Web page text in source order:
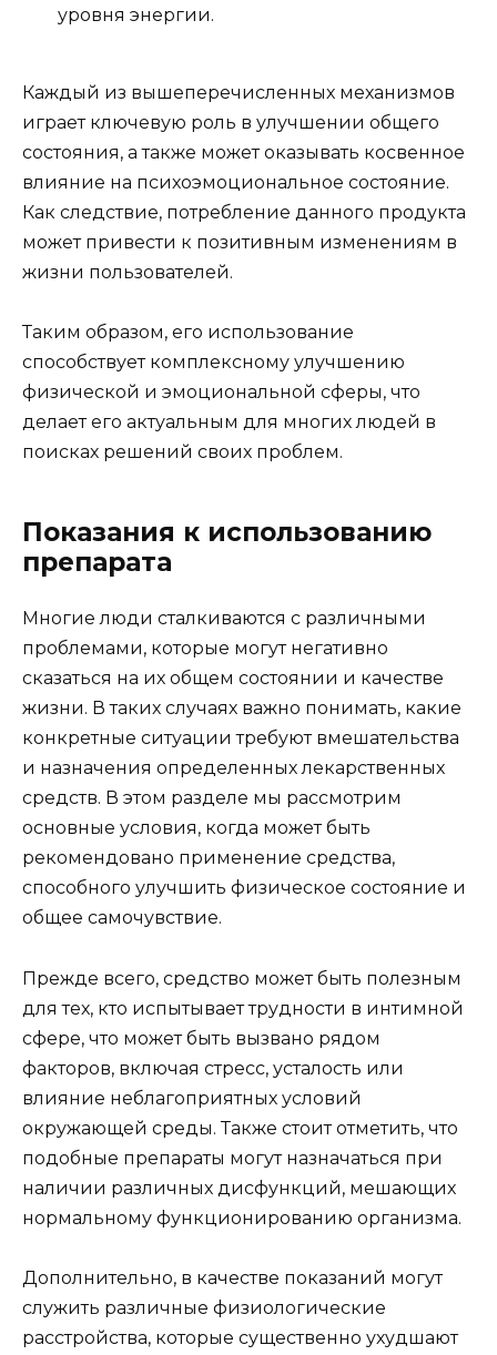
уровня энергии.
Каждый из вышеперечисленных механизмов
играет ключевую роль в улучшении общего
состояния, а также может оказывать косвенное
влияние на психоэмоциональное состояние.
Как следствие, потребление данного продукта
может привести к позитивным изменениям в
жизни пользователей.
Таким образом, его использование
способствует комплексному улучшению
физической и эмоциональной сферы, что
делает его актуальным для многих людей в
поисках решений своих проблем.
Показания к использованию
препарата
Многие люди сталкиваются с различными
проблемами, которые могут негативно
сказаться на их общем состоянии и качестве
жизни. В таких случаях важно понимать, какие
конкретные ситуации требуют вмешательства
и назначения определенных лекарственных
средств. В этом разделе мы рассмотрим
основные условия, когда может быть
рекомендовано применение средства,
способного улучшить физическое состояние и
общее самочувствие.
Прежде всего, средство может быть полезным
для тех, кто испытывает трудности в интимной
сфере, что может быть вызвано рядом
факторов, включая стресс, усталость или
влияние неблагоприятных условий
окружающей среды. Также стоит отметить, что
подобные препараты могут назначаться при
наличии различных дисфункций, мешающих
нормальному функционированию организма.
Дополнительно, в качестве показаний могут
служить различные физиологические
расстройства, которые существенно ухудшают